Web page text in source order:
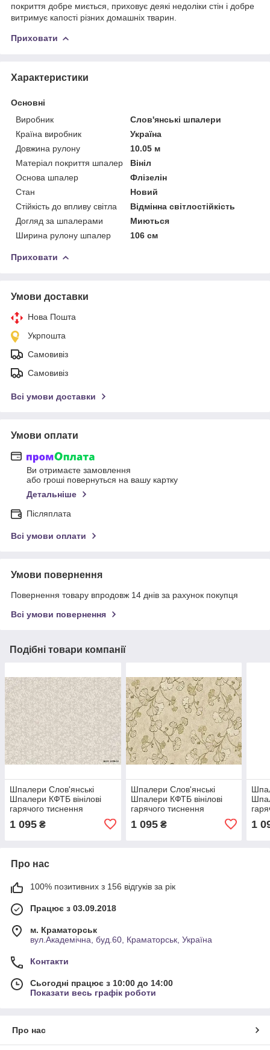
покриття добре миється, приховує деякі недоліки стін і добре
витримує капості різних домашніх тварин.
Приховати
Характеристики
Основні
Виробник
Слов'янські шпалери
Країна виробник
Україна
Довжина рулону
10.05 м
Матеріал покриття шпалер
Вініл
Основа шпалер
Флізелін
Стан
Новий
Стійкість до впливу світла
Відмінна світлостійкість
Догляд за шпалерами
Миються
Ширина рулону шпалер
106 см
Приховати
Умови доставки
Нова Пошта
Укрпошта
Самовивіз
Самовивіз
Всі умови доставки
Умови оплати
Ви отримаєте замовлення
або гроші повернуться на вашу картку
Детальніше
Післяплата
Всі умови оплати
Умови повернення
Повернення товару впродовж 14 днів за рахунок покупця
Всі умови повернення
Подібні товари компанії
Шпалери Слов'янські
Шпалери КФТБ вінілові
гарячого тиснення
9В122 Габардин 2 1536-
1 095 ₴
Шпалери Слов'янські
Шпалери КФТБ вінілові
гарячого тиснення
9В122 1556-05
1 095₴ 1
Про нас
100% позитивних з 156 відгуків за рік
Працює з 03.09.2018
м. Краматорськ
вул.Академічна, буд.60, Краматорськ, Україна
Контакти
Сьогодні працює з 10:00 до 14:00
Показати весь графік роботи
Про нас